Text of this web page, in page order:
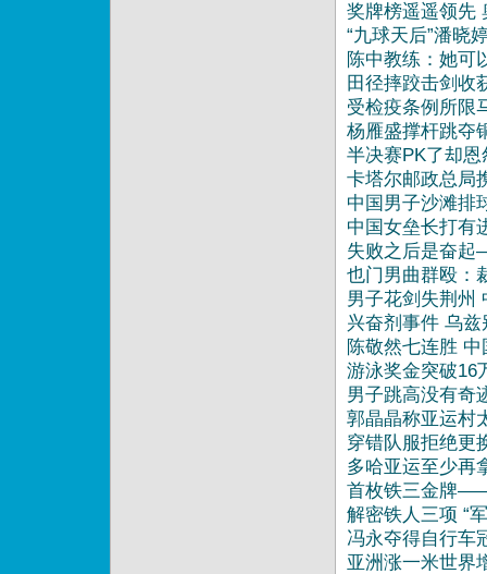
奖牌榜遥遥领先
“九球天后”潘晓
陈中教练：她可
田径摔跤击剑收
受检疫条例所限
杨雁盛撑杆跳夺
半决赛PK了却
卡塔尔邮政总局
13:23
中国男子沙滩排
中国女垒长打有
失败之后是奋
也门男曲群殴：
男子花剑失荆州
兴奋剂事件 乌
陈敬然七连胜
游泳奖金突破16
男子跳高没有奇
郭晶晶称亚运村
穿错队服拒绝更
多哈亚运至少再
首枚铁三金牌
解密铁人三项 “
冯永夺得自行车
亚洲涨一米世界